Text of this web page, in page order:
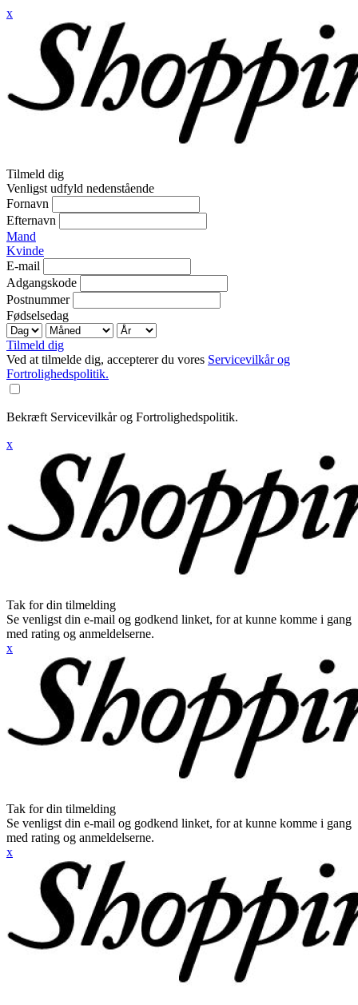
x
Tilmeld dig
Venligst udfyld nedenstående
Fornavn
Efternavn
Mand
Kvinde
E-mail
Adgangskode
Postnummer
Fødselsedag
Tilmeld dig
Ved at tilmelde dig, accepterer du vores Servicevilkår og
Fortrolighedspolitik.
Bekræft Servicevilkår og Fortrolighedspolitik.
x
Tak for din tilmelding
Se venligst din e-mail og godkend linket, for at kunne komme i gang
med rating og anmeldelserne.
x
Tak for din tilmelding
Se venligst din e-mail og godkend linket, for at kunne komme i gang
med rating og anmeldelserne.
x